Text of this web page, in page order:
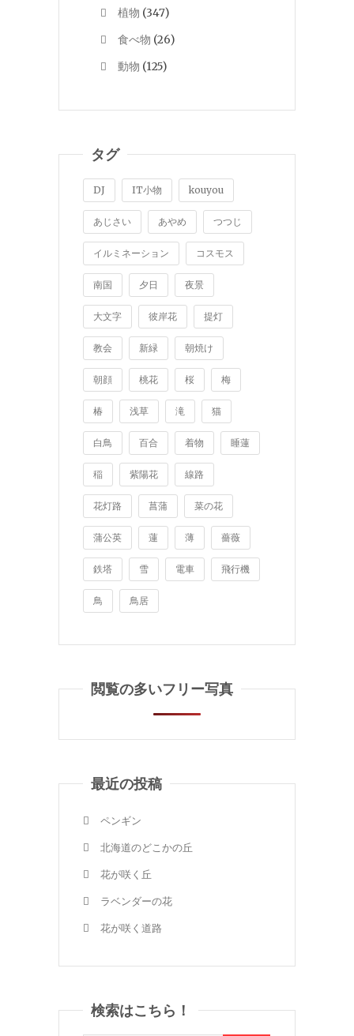
植物 (347)
食べ物 (26)
動物 (125)
タグ
DJ IT小物 kouyou
あじさい あやめ つつじ
イルミネーション コスモス
南国 夕日 夜景
大文字 彼岸花 提灯
教会 新緑 朝焼け
朝顔 桃花 桜 梅
椿 浅草 滝 猫
白鳥 百合 着物 睡蓮
稲 紫陽花 線路
花灯路 菖蒲 菜の花
蒲公英 蓮 薄 薔薇
鉄塔 雪 電車 飛行機
鳥 鳥居
閲覧の多いフリー写真
最近の投稿
ペンギン
北海道のどこかの丘
花が咲く丘
ラベンダーの花
花が咲く道路
検索はこちら！